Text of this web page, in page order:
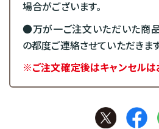
場合がございます。
●万が一ご注文いただいた商
の都度ご連絡させていただきます
※ご注文確定後はキャンセルは